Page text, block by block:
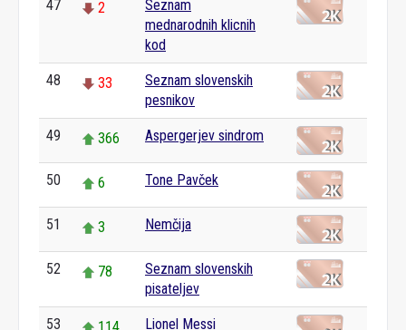
47 2
Seznam
mednarodnih klicnih
kod
48 33
Seznam slovenskih
pesnikov
49 366 Aspergerjev sindrom
50 6 Tone Pavček
51 3 Nemčija
52 78
Seznam slovenskih
pisateljev
53 Lionel Messi